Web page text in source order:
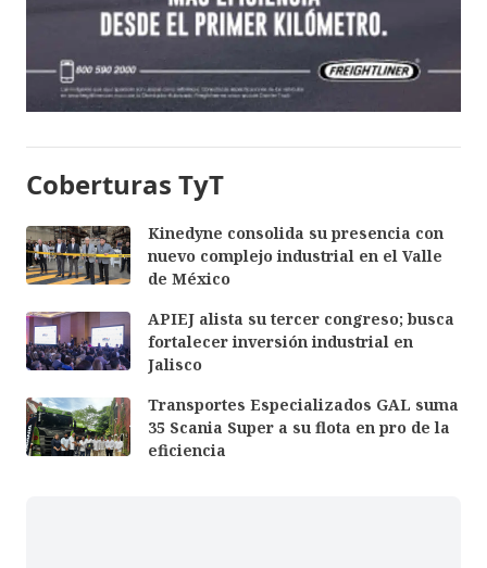
Coberturas TyT
Kinedyne consolida su presencia con
nuevo complejo industrial en el Valle
de México
APIEJ alista su tercer congreso; busca
fortalecer inversión industrial en
Jalisco
Transportes Especializados GAL suma
35 Scania Super a su flota en pro de la
eficiencia